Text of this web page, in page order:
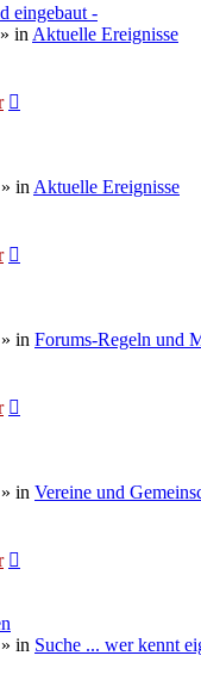
eingebaut -
in Aktuelle Ereignisse
in Aktuelle Ereignisse
in Forums-Regeln und
in Vereine und
in Suche ... wer kennt